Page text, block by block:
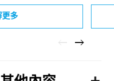
更多